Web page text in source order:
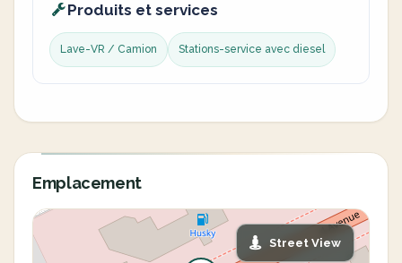
Produits et services
Lave-VR / Camion Stations-service avec diesel
Emplacement
Street View